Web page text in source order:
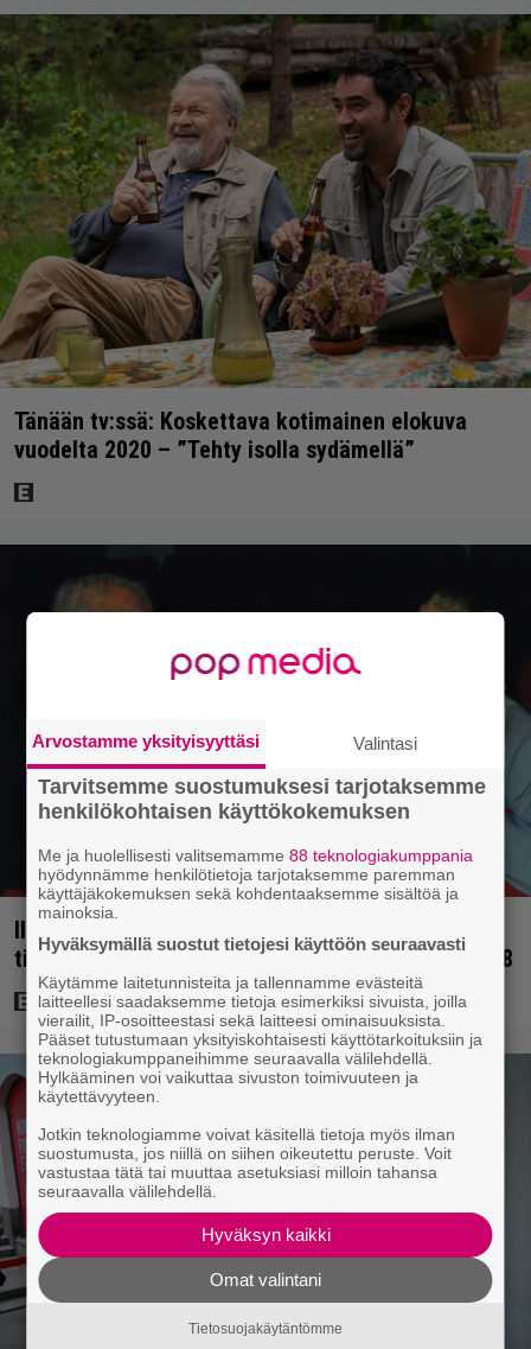
Tänään tv:ssä: Koskettava kotimainen elokuva
vuodelta 2020 – ”Tehty isolla sydämellä”
Illalla tv:ssä: Uuno-elokuva jossa käytettiin
tietokonegrafiikkaa? Sellainen tehtiin vuonna 1998
Arvostamme yksityisyyttäsi Valintasi
Tarvitsemme suostumuksesi tarjotaksemme
henkilökohtaisen käyttökokemuksen
Me ja huolellisesti valitsemamme88 teknologiakumppania
hyödynnämme henkilötietoja tarjotaksemme paremman
käyttäjäkokemuksen sekä kohdentaaksemme sisältöä ja
mainoksia.
Hyväksymällä suostut tietojesi käyttöön seuraavasti
Käytämme laitetunnisteita ja tallennamme evästeitä
laitteellesi saadaksemme tietoja esimerkiksi sivuista, joilla
vierailit, IP-osoitteestasi sekä laitteesi ominaisuuksista.
Pääset tutustumaan yksityiskohtaisesti käyttötarkoituksiin ja
teknologiakumppaneihimme seuraavalla välilehdellä.
Hylkääminen voi vaikuttaa sivuston toimivuuteen ja
käytettävyyteen.
Jotkin teknologiamme voivat käsitellä tietoja myös ilman
suostumusta, jos niillä on siihen oikeutettu peruste. Voit
vastustaa tätä tai muuttaa asetuksiasi milloin tahansa
seuraavalla välilehdellä.
Hyväksyn kaikki
Omat valintani
Tietosuojakäytäntömme